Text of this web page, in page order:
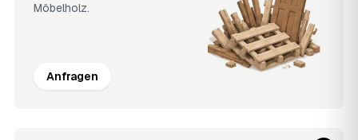
Möbelholz.
Anfragen